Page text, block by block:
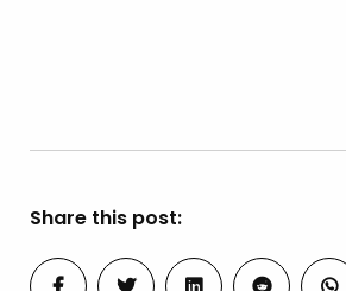
Share this post: